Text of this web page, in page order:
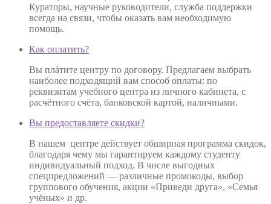
Кураторы, научные руководители, служба поддержки
всегда на связи, чтобы оказать вам необходимую
помощь.
Как оплатить?
Вы плáтите центру по договору. Предлагаем выбрать
наиболее подходящий вам способ оплаты: по
реквизитам учебного центра из личного кабинета, с
расчётного счёта, банковской картой, наличными.
Вы предоставляете скидки?
В нашем центре действует обширная программа скидок,
благодаря чему мы гарантируем каждому студенту
индивидуальный подход. В числе выгодных
спецпредложений — различные промокоды, выбор
группового обучения, акции «Приведи друга», «Семья
учёных» и др.